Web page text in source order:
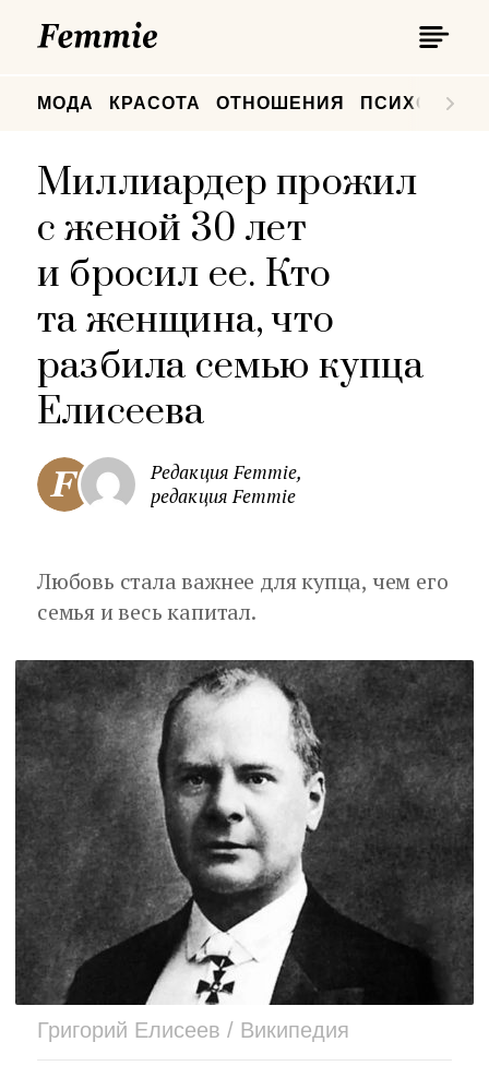
МОДА КРАСОТА ОТНОШЕНИЯ
Миллиардер прожил
с женой 30 лет
и бросил ее. Кто
та женщина, что
разбила семью купца
Елисеева
Редакция Femmie,
редакция Femmie
Любовь стала важнее для купца, чем его
семья и весь капитал.
Григорий Елисеев / Википедия